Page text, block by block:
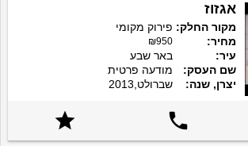
אגזוז
מקור החלק: פירוק מקומי
מחיר:
₪950
עיר:
באר שבע
שם העסק:
מודעה פרטית
יצרן, שנה:
שברולט,2013

